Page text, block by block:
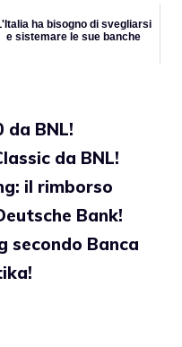
ha bisogno di svegliarsi
e sistemare le sue banche
da BNL!
da BNL!
il rimborso
Bank!
secondo Banca